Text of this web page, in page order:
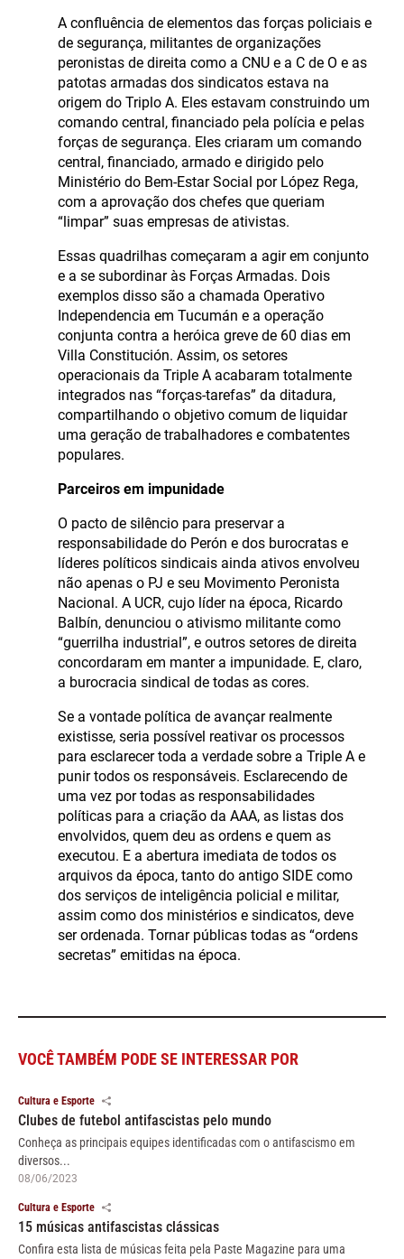
A confluência de elementos das forças policiais e
de segurança, militantes de organizações
peronistas de direita como a CNU e a C de O e as
patotas armadas dos sindicatos estava na
origem do Triplo A. Eles estavam construindo um
comando central, financiado pela polícia e pelas
forças de segurança. Eles criaram um comando
central, financiado, armado e dirigido pelo
Ministério do Bem-Estar Social por López Rega,
com a aprovação dos chefes que queriam
“limpar” suas empresas de ativistas.
Essas quadrilhas começaram a agir em conjunto
e a se subordinar às Forças Armadas. Dois
exemplos disso são a chamada Operativo
Independencia em Tucumán e a operação
conjunta contra a heróica greve de 60 dias em
Villa Constitución. Assim, os setores
operacionais da Triple A acabaram totalmente
integrados nas “forças-tarefas” da ditadura,
compartilhando o objetivo comum de liquidar
uma geração de trabalhadores e combatentes
populares.
Parceiros em impunidade
O pacto de silêncio para preservar a
responsabilidade do Perón e dos burocratas e
líderes políticos sindicais ainda ativos envolveu
não apenas o PJ e seu Movimento Peronista
Nacional. A UCR, cujo líder na época, Ricardo
Balbín, denunciou o ativismo militante como
“guerrilha industrial”, e outros setores de direita
concordaram em manter a impunidade. E, claro,
a burocracia sindical de todas as cores.
Se a vontade política de avançar realmente
existisse, seria possível reativar os processos
para esclarecer toda a verdade sobre a Triple A e
punir todos os responsáveis. Esclarecendo de
uma vez por todas as responsabilidades
políticas para a criação da AAA, as listas dos
envolvidos, quem deu as ordens e quem as
executou. E a abertura imediata de todos os
arquivos da época, tanto do antigo SIDE como
dos serviços de inteligência policial e militar,
assim como dos ministérios e sindicatos, deve
ser ordenada. Tornar públicas todas as “ordens
secretas” emitidas na época.
VOCÊ TAMBÉM PODE SE INTERESSAR POR
Cultura e Esporte
Clubes de futebol antifascistas pelo mundo
Conheça as principais equipes identificadas com o antifascismo em
diversos...
08/06/2023
Cultura e Esporte
15 músicas antifascistas clássicas
Confira esta lista de músicas feita pela Paste Magazine para uma